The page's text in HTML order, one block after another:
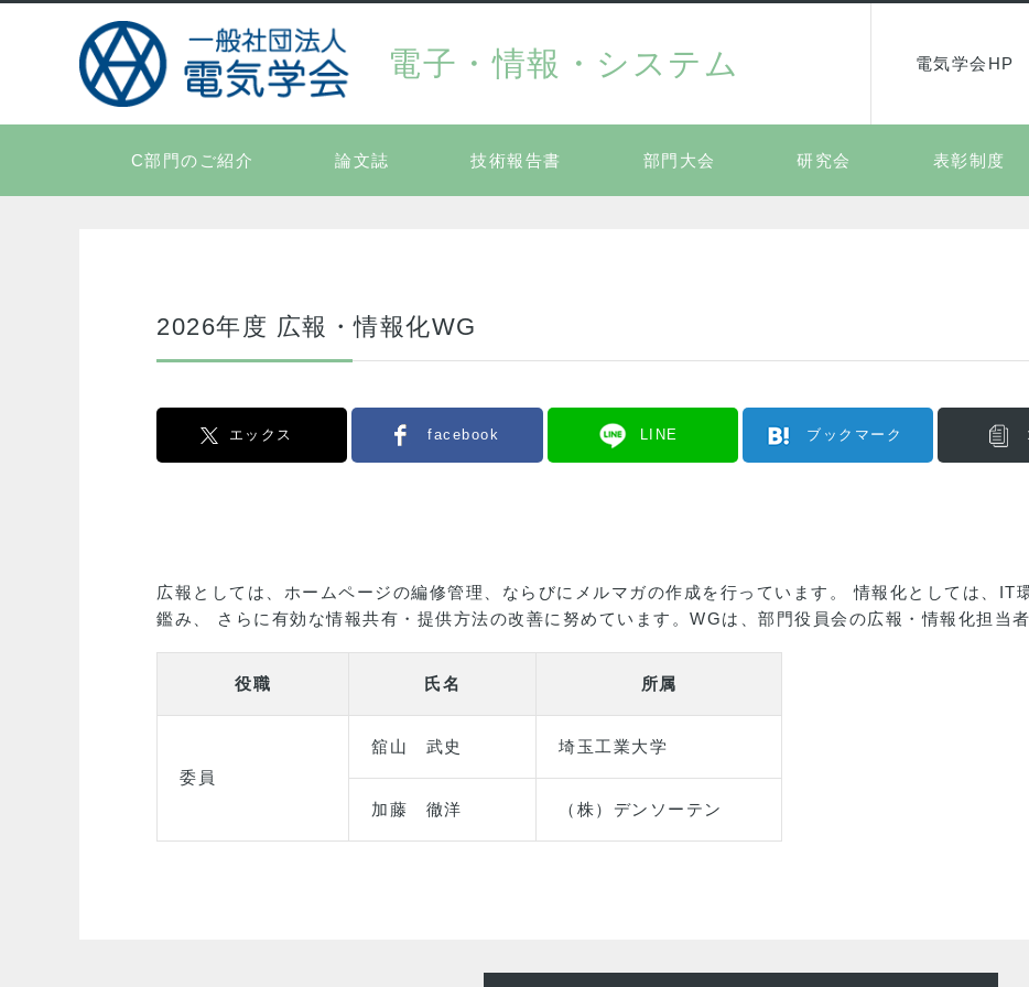
電子・情報・システム 電気学会HP
C部門のご紹介 論文誌 技術報告書 部門大会 研究会 表彰制度
2026年度 広報・情報化WG
エックス facebook LINE ブックマーク
広報としては、ホームページの編修管理、ならびにメルマガの作成を行っています。 情報化としては、IT
鑑み、 さらに有効な情報共有・提供方法の改善に努めています。WGは、部門役員会の広報・情報化担当
役職 氏名 所属
委員
舘山 武史 埼玉工業大学
加藤 徹洋 （株）デンソーテン